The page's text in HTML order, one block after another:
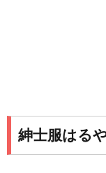
紳士服はる